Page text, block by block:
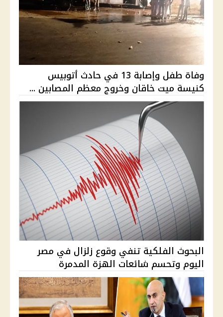
وفاة طفل وإصابة 13 في حادث أتوبيس
كنيسة ميت خاقان وخروج معظم المصابين ...
البحوث الفلكية تنفي وقوع زلزال في مصر
اليوم وتحسم شائعات الهزة المدمرة